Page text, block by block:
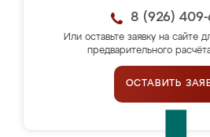
8 (926) 409-
Или оставьте заявку на сайте
предварительного
ОСТАВИТЬ